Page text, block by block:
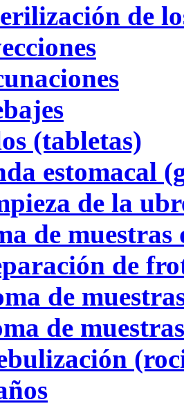
de
(tabletas)
estomacal
de la
de muestras
de
de
de